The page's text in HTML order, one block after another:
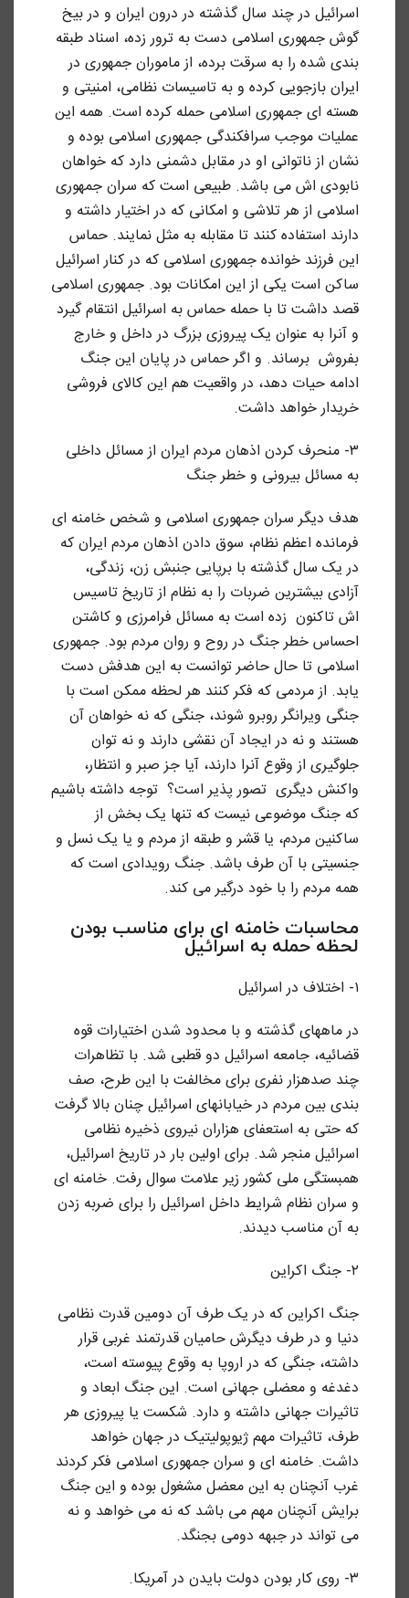
اسرائیل در چند سال گذشته در درون ایران و در بیخ
گوش جمهوری اسلامی دست به ترور زده، اسناد طبقه
بندی شده را به سرقت برده، از ماموران جمهوری در
ایران بازجویی کرده و به تاسیسات نظامی، امنیتی و
هسته ای جمهوری اسلامی حمله کرده است. همه این
عملیات موجب سرافکندگی جمهوری اسلامی بوده و
نشان از ناتوانی او در مقابل دشمنی دارد که خواهان
نابودی اش می باشد. طبیعی است که سران جمهوری
اسلامی از هر تلاشی و امکانی که در اختیار داشته و
دارند استفاده کنند تا مقابله به مثل نمایند. حماس
این فرزند خوانده جمهوری اسلامی که در کنار اسرائیل
ساکن است یکی از این امکانات بود. جمهوری اسلامی
قصد داشت تا با حمله حماس به اسرائیل انتقام گیرد
و آنرا به عنوان یک پیروزی بزرگ در داخل و خارج
بفروش برساند. و اگر حماس در پایان این جنگ
ادامه حیات دهد، در واقعیت هم این کالای فروشی
خریدار خواهد داشت.
۳- منحرف کردن اذهان مردم ایران از مسائل داخلی
به مسائل بیرونی و خطر جنگ
هدف دیگر سران جمهوری اسلامی و شخص خامنه ای
فرمانده اعظم نظام، سوق دادن اذهان مردم ایران که
در یک سال گذشته با برپایی جنبش زن، زندگی،
آزادی بیشترین ضربات را به نظام از تاریخ تاسیس
اش تاکنون زده است به مسائل فرامرزی و کاشتن
احساس خطر جنگ در روح و روان مردم بود. جمهوری
اسلامی تا حال حاضر توانست به این هدفش دست
یابد. از مردمی که فکر کنند هر لحظه ممکن است با
جنگی ویرانگر روبرو شوند، جنگی که نه خواهان آن
هستند و نه در ایجاد آن نقشی دارند و نه توان
جلوگیری از وقوع آنرا دارند، آیا جز صبر و انتظار،
واکنش دیگری تصور پذیر است؟ توجه داشته باشیم
که جنگ موضوعی نیست که تنها یک بخش از
ساکنین مردم، یا قشر و طبقه از مردم و یا یک نسل و
جنسیتی با آن طرف باشد. جنگ رویدادی است که
همه مردم را با خود درگیر می کند.
محاسبات خامنه ای برای مناسب بودن
لحظه حمله به اسرائیل
۱- اختلاف در اسرائیل
در ماههای گذشته و با محدود شدن اختیارات قوه
قضائیه، جامعه اسرائیل دو قطبی شد. با تظاهرات
چند صدهزار نفری برای مخالفت با این طرح، صف
بندی بین مردم در خیابانهای اسرائیل چنان بالا گرفت
که حتی به استعفای هزاران نیروی ذخیره نظامی
اسرائیل منجر شد. برای اولین بار در تاریخ اسرائیل،
همبستگی ملی کشور زیر علامت سوال رفت. خامنه ای
و سران نظام شرایط داخل اسرائیل را برای ضربه زدن
به آن مناسب دیدند.
۲- جنگ اکراین
جنگ اکراین که در یک طرف آن دومین قدرت نظامی
دنیا و در طرف دیگرش حامیان قدرتمند غربی قرار
داشته، جنگی که در اروپا به وقوع پیوسته است،
دغدغه و معضلی جهانی است. این جنگ ابعاد و
تاثیرات جهانی داشته و دارد. شکست یا پیروزی هر
طرف، تاثیرات مهم ژیوپولیتیک در جهان خواهد
داشت. خامنه ای و سران جمهوری اسلامی فکر کردند
غرب آنچنان به این معضل مشغول بوده و این جنگ
برایش آنچنان مهم می باشد که نه می خواهد و نه
می تواند در جبهه دومی بجنگد.
۳- روی کار بودن دولت بایدن در آمریکا.